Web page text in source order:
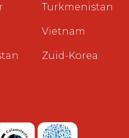
Turkmenistan
Vietnam
Zuid-Korea